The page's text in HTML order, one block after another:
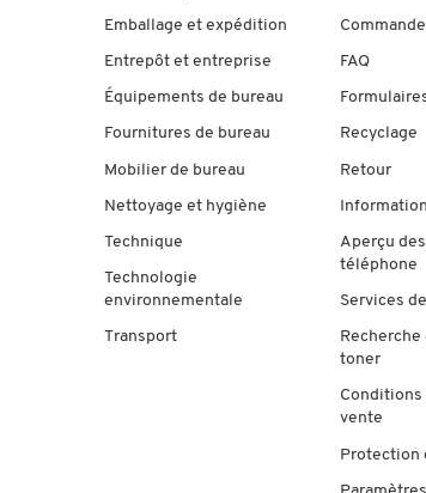
Emballage et expédition
Entrepôt et entreprise
Équipements de bureau
Fournitures de bureau
Mobilier de bureau
Nettoyage et hygiène
Technique
Technologie
environnementale
Transport
FAQ
Recyclage
Retour
Aperçu
téléphone
Services
Recherche
toner
Conditions
vente
Protection